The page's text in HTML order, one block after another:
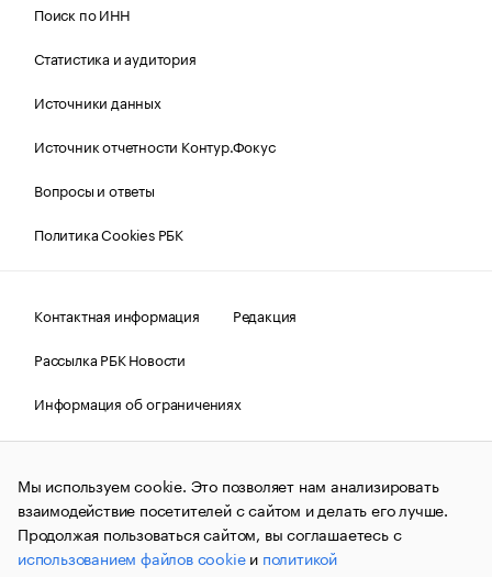
Поиск по ИНН
Статистика и аудитория
Источники данных
Источник отчетности Контур.Фокус
Вопросы и ответы
Политика Cookies РБК
Контактная информация
Редакция
Рассылка РБК Новости
Информация об ограничениях
Правовая информация
О соблюдении авторских прав
© АО «РОСБИЗНЕСКОНСАЛТИНГ»,1995–2026.Сообщения
и материалы информационного агентства «РБК»
(зарегистрировано Федеральной службой по надзору в сфере
связи, информационных технологий и массовых
коммуникаций (Роскомнадзор) 09.12.2015 за номером ИА
Мы используем cookie. Это позволяет нам анализировать
взаимодействие посетителей с сайтом и делать его лучше.
Продолжая пользоваться сайтом, вы соглашаетесь с
использованием файлов cookieи политикой